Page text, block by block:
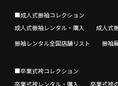
■成人式振袖コレクション
成人式振袖レンタル・購入
成人式
振袖レンタル全国店舗リスト
振袖
■卒業式袴コレクション
卒業式袴レンタル・購入
卒業式袴